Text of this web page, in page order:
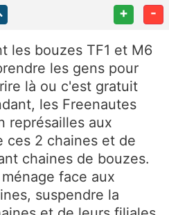
+ -
les bouzes TF1 et M6
les gens pour
là ou c'est gratuit
les Freenautes
représailles aux
ces 2 chaines et de
chaines de bouzes.
face aux
suspendre la